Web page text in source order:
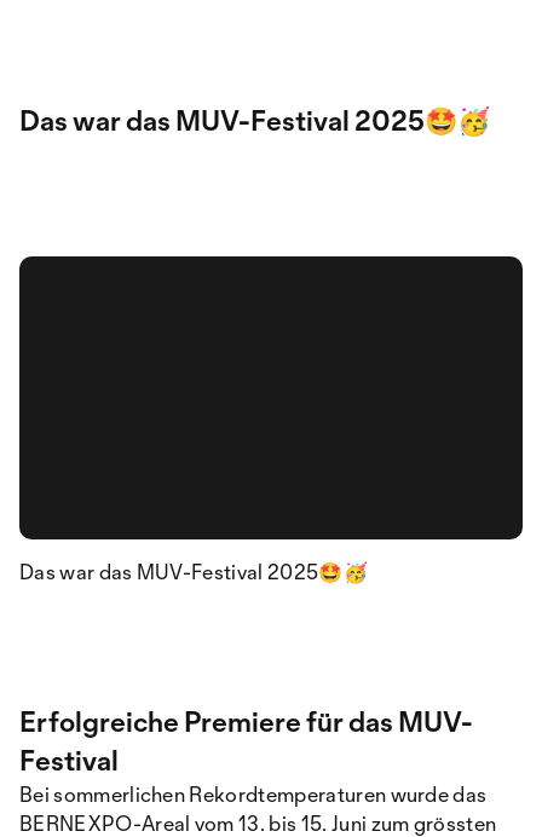
Das war das MUV-Festival 2025🤩🥳
Das war das MUV-Festival 2025🤩🥳
Erfolgreiche Premiere für das MUV-
Festival
Bei sommerlichen Rekordtemperaturen wurde das
BERNEXPO-Areal vom 13. bis 15. Juni zum grössten